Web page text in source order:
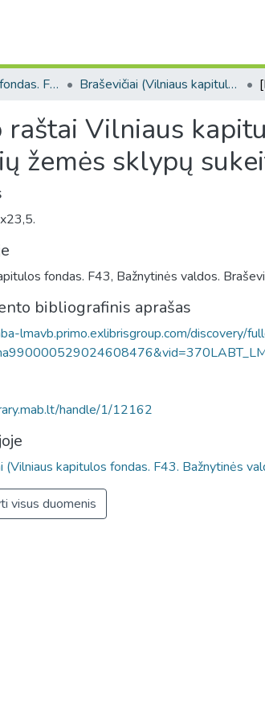
Vilniaus kapitulos fondas. F43 Braševičiai (Vilniaus kapitulos fondas. F43. Bažnytinės valdos)
Vilniaus
žemės sklypų
fondas. F43, Bažnytinės valdos.
bibliografinis aprašas
lmavb.primo.exlibrisgroup.com/discovery/
handle/1/12162
(Vilniaus kapitulos fondas. F43. Bažnytinės
visus duomenis